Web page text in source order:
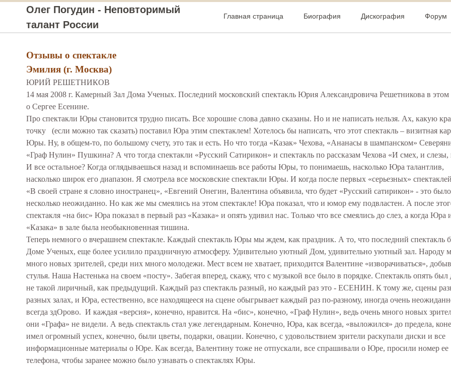
Олег Погудин - Неповторимый
талант России
Главная страница Биография Дискография Форум
Отзывы о спектакле
Эмилия (г. Москва)
ЮРИЙ РЕШЕТНИКОВ
14 мая 2008 г. Камерный Зал Дома Ученых. Последний московский спектакль Юрия Александровича Решетникова в этом
о Сергее Есенине.
Про спектакли Юры становится трудно писать. Все хорошие слова давно сказаны. Но и не написать нельзя. Ах, какую
точку (если можно так сказать) поставил Юра этим спектаклем! Хотелось бы написать, что этот спектакль – визитная
Юры. Ну, в общем-то, по большому счету, это так и есть. Но что тогда «Казак» Чехова, «Ананасы в шампанском»
«Граф Нулин» Пушкина? А что тогда спектакли «Русский Сатирикон» и спектакль по рассказам Чехова «И смех, и
И все остальное? Когда оглядываешься назад и вспоминаешь все работы Юры, то понимаешь, насколько Юра талантлив,
насколько широк его диапазон. Я смотрела все московские спектакли Юры. И когда после первых «серьезных»
«В своей стране я словно иностранец», «Евгений Онегин, Валентина объявила, что будет «Русский сатирикон» - это было
несколько неожиданно. Но как же мы смеялись на этом спектакле! Юра показал, что и юмор ему подвластен. А после
спектакля «на бис» Юра показал в первый раз «Казака» и опять удивил нас. Только что все смеялись до слез, а когда Юра
«Казака» в зале была необыкновенная тишина.
Теперь немного о вчерашнем спектакле. Каждый спектакль Юры мы ждем, как праздник. А то, что последний спектакль
Доме Ученых, еще более усилило праздничную атмосферу. Удивительно уютный Дом, удивительно уютный зал. Народу
много новых зрителей, среди них много молодежи. Мест всем не хватает, приходится Валентине «изворачиваться»,
стулья. Наша Настенька на своем «посту». Забегая вперед, скажу, что с музыкой все было в порядке. Спектакль опять был
не такой лиричный, как предыдущий. Каждый раз спектакль разный, но каждый раз это - ЕСЕНИН. К тому же, сцены
разных залах, и Юра, естественно, все находящееся на сцене обыгрывает каждый раз по-разному, иногда очень
всегда здОрово. И каждая «версия», конечно, нравится. На «бис», конечно, «Граф Нулин», ведь очень много новых
они «Графа» не видели. А ведь спектакль стал уже легендарным. Конечно, Юра, как всегда, «выложился» до предела,
имел огромный успех, конечно, были цветы, подарки, овации. Конечно, с удовольствием зрители раскупали диски и все
информационные материалы о Юре. Как всегда, Валентину тоже не отпускали, все спрашивали о Юре, просили номер ее
телефона, чтобы заранее можно было узнавать о спектаклях Юры.